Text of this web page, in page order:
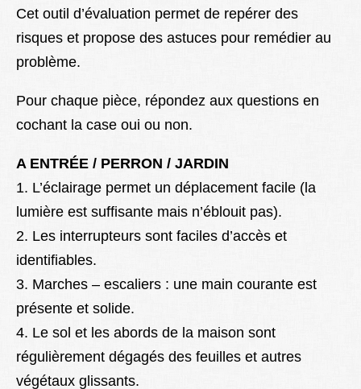
Cet outil d’évaluation permet de repérer des
risques et propose des astuces pour remédier au
problème.
Pour chaque pièce, répondez aux questions en
cochant la case oui ou non.
A ENTRÉE / PERRON / JARDIN
1. L’éclairage permet un déplacement facile (la
lumière est suffisante mais n’éblouit pas).
2. Les interrupteurs sont faciles d’accès et
identifiables.
3. Marches – escaliers : une main courante est
présente et solide.
4. Le sol et les abords de la maison sont
régulièrement dégagés des feuilles et autres
végétaux glissants.